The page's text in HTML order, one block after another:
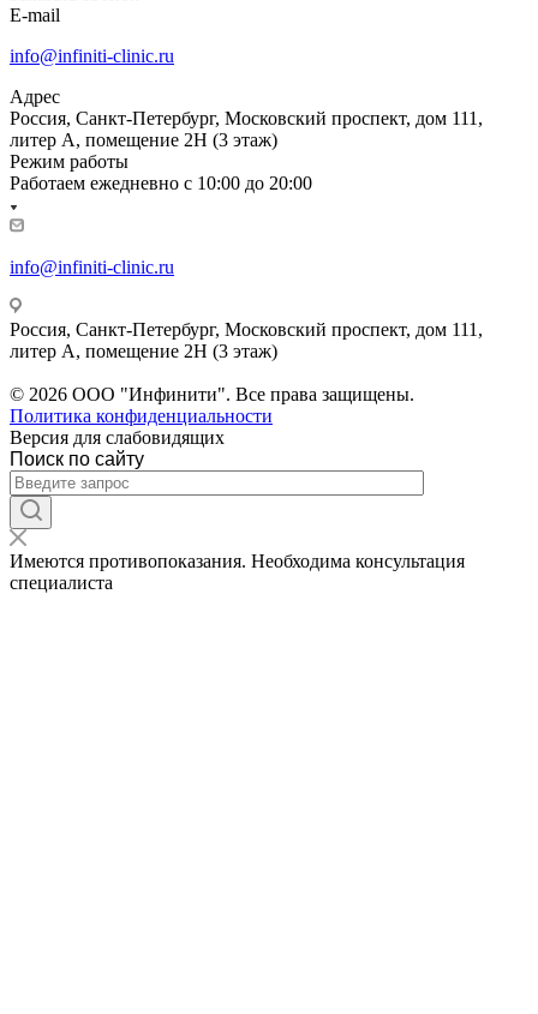
E-mail
info@infiniti-clinic.ru
Адрес
Россия, Санкт-Петербург, Московский проспект, дом 111,
литер А, помещение 2Н (3 этаж)
Режим работы
Работаем ежедневно с 10:00 до 20:00
info@infiniti-clinic.ru
Россия, Санкт-Петербург, Московский проспект, дом 111,
литер А, помещение 2Н (3 этаж)
© 2026 ООО "Инфинити". Все права защищены.
Политика конфиденциальности
Версия для слабовидящих
Поиск по сайту
Имеются противопоказания. Необходима консультация
специалиста